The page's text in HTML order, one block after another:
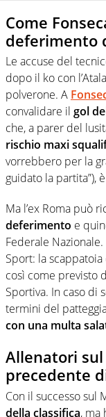
Come
deferimento
Le accuse del
dopo il ko con
polverone. A
convalidare il gol
che, a parer del
rischio maxi
vorrebbero per la
guidato la partita”),
Ma l’ex Roma può
deferimento e
Federale
Sport: la
così come previsto
Sportiva. In caso di
termini del
con una multa
Allenatori
precedente
Con il successo sul
della classifica, ma